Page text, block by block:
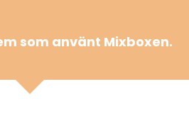
som använt Mixboxen.